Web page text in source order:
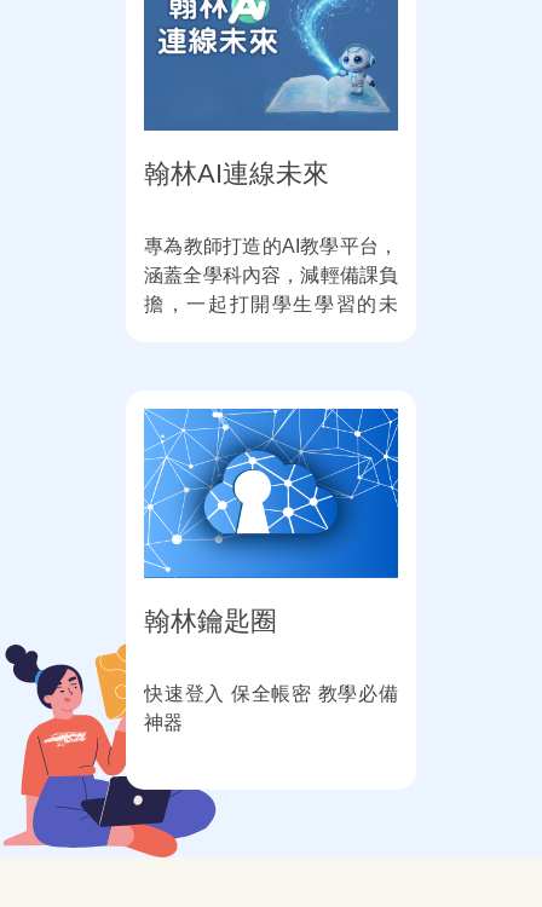
翰林AI連線未來
專為教師打造的AI教學平台，
涵蓋全學科內容，減輕備課負
擔，一起打開學生學習的未
翰林鑰匙圈
快速登入 保全帳密 教學必備
神器